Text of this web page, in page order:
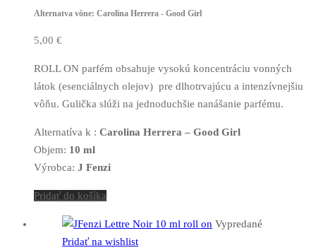
Alternatva vône: Carolina Herrera - Good Girl
5,00 €
ROLL ON parfém obsahuje vysokú koncentráciu vonných
látok (esenciálnych olejov) pre dlhotrvajúcu a intenzívnejšiu
vôňu. Gulička slúži na jednoduchšie nanášanie parfému.
Alternatíva k : Carolina Herrera – Good Girl
Objem: 10 ml
Výrobca: J Fenzi
Pridať do košíka
Vypredané
Pridať na wishlist